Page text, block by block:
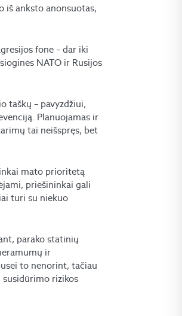
iš anksto anonsuotas,
fone – dar iki
NATO ir Rusijos
taškų – pavyzdžiui,
Planuojamas ir
tai neišspręs, bet
mato prioritetą
priešininkai gali
turi su niekuo
parako statinių
ir
to nenorint, tačiau
susidūrimo rizikos